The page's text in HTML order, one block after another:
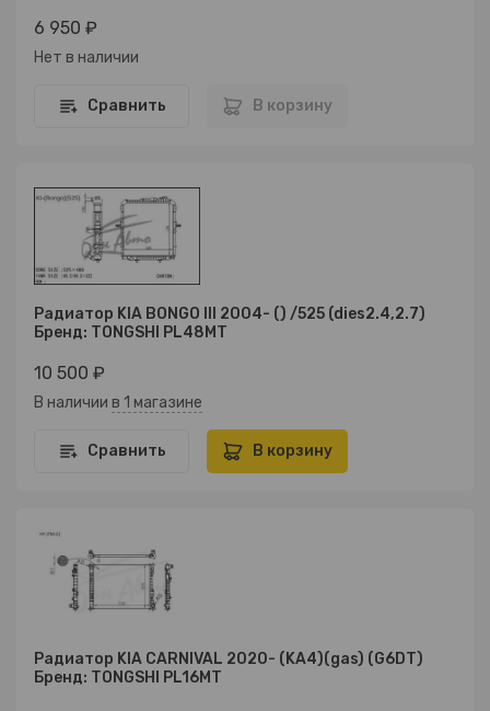
6 950 ₽
Нет в наличии
Сравнить В корзину
Радиатор KIA BONGO III 2004- () /525 (dies2.4,2.7)
Бренд: TONGSHI PL48MT
10 500 ₽
В наличии в 1 магазине
Сравнить В корзину
Радиатор KIA CARNIVAL 2020- (KA4)(gas) (G6DT)
Бренд: TONGSHI PL16MT